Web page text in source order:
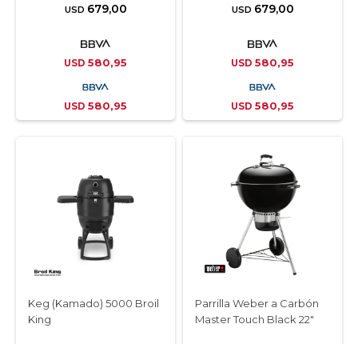
USD 679,00
USD 580,95
USD 580,95
USD 679,00
USD 580,95
USD 580,95
Keg (Kamado) 5000 Broil
King
Parrilla Weber a Carbón
Master Touch Black 22″